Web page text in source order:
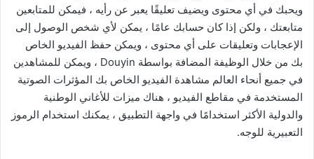
ويحبك في أي محتوى ويضيف تعليقًا يعبر عن رأيه ، فيمكن للمتابعين
متابعتك ، ولكن إذا كان حسابك عامًا ، يمكن لأي شخص الوصول إلى
الإعجابات وتعليقات على أي محتوى ، ويمكن حفظ الفيديو الخاص
بك من خلال الوظيفة المضافة بواسطة Douyin ، ويمكن للمشاهدين
في جميع أنحاء العالم مشاهدة الفيديو الخاص بك المؤثرات الصوتية
المستخدمة في مقاطع الفيديو ، هناك ميزات للأغاني الوطنية
والدولية الأكثر استخدامًا في واجهة التطبيق ، يمكنك استخدام الرموز
التعبيرية للوجه.